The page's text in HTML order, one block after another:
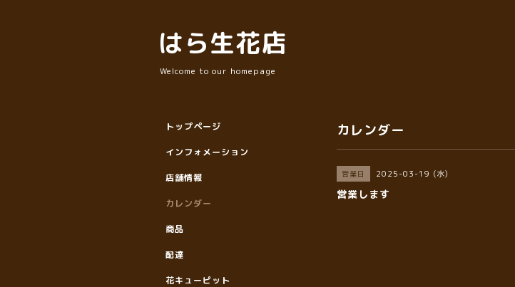
はら生花店
Welcome to our homepage
カレンダー
営業日 2025-03-19 (水)
営業します
トップページ
インフォメーション
店舗情報
カレンダー
商品
配達
花キューピット